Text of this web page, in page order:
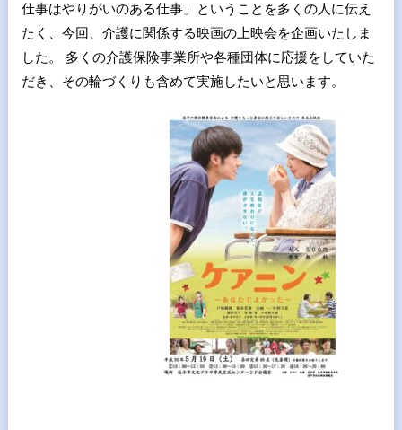
仕事はやりがいのある仕事」ということを多くの人に伝え
たく、今回、介護に関係する映画の上映会を企画いたしま
した。 多くの介護保険事業所や各種団体に応援をしていた
だき、その輪づくりも含めて実施したいと思います。